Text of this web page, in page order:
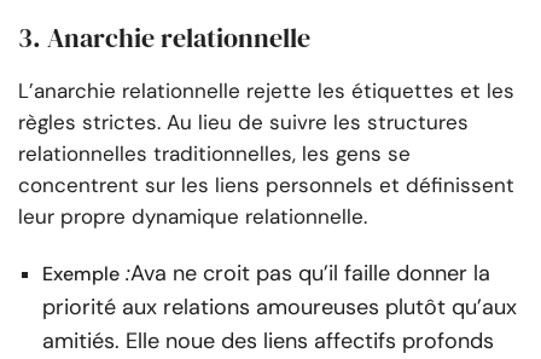
3. Anarchie relationnelle
L’anarchie relationnelle rejette les étiquettes et les
règles strictes. Au lieu de suivre les structures
relationnelles traditionnelles, les gens se
concentrent sur les liens personnels et définissent
leur propre dynamique relationnelle.
Exemple :Ava ne croit pas qu’il faille donner la
priorité aux relations amoureuses plutôt qu’aux
amitiés. Elle noue des liens affectifs profonds